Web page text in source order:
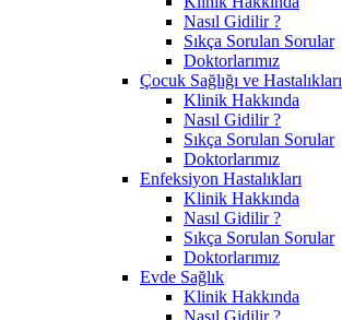
Nasıl Gidilir ?
Sıkça Sorulan Sorular
Doktorlarımız
Çocuk Sağlığı ve Hastalıkları
Klinik Hakkında
Nasıl Gidilir ?
Sıkça Sorulan Sorular
Doktorlarımız
Enfeksiyon Hastalıkları
Klinik Hakkında
Nasıl Gidilir ?
Sıkça Sorulan Sorular
Doktorlarımız
Evde Sağlık
Klinik Hakkında
Nasıl Gidilir ?